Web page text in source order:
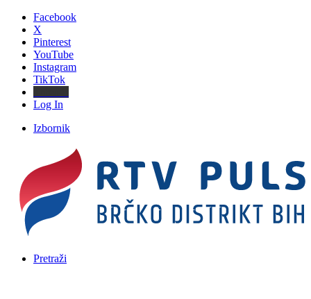
Facebook
X
Pinterest
YouTube
Instagram
TikTok
Log In
Izbornik
Pretraži